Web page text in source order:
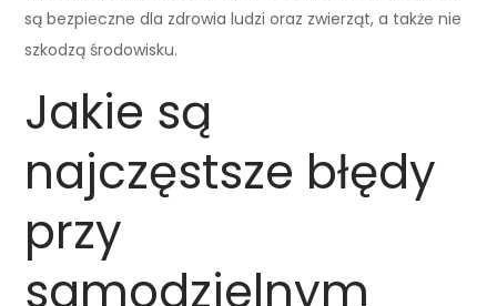
są bezpieczne dla zdrowia ludzi oraz zwierząt, a także nie
szkodzą środowisku.
Jakie są
najczęstsze błędy
przy
samodzielnym